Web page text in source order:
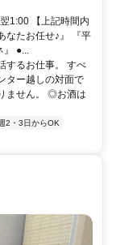
ますので幅広い
市から送迎で通っ
1:00 【上記時間内
なたお任せ♪』 『平
』 ●...
するお仕事。 すべ
ター越しの対面で
ません。 ◎お酒は
2・3日からOK